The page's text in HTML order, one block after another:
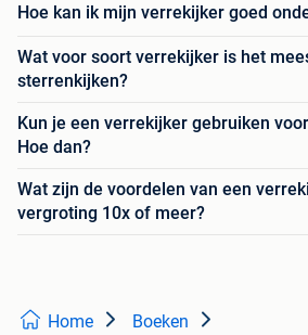
Hoe kan ik mijn verrekijker goed
Wat voor soort verrekijker is het
sterrenkijken?
Kun je een verrekijker gebruiken
Hoe dan?
Wat zijn de voordelen van een
vergroting 10x of meer?
Home Boeken